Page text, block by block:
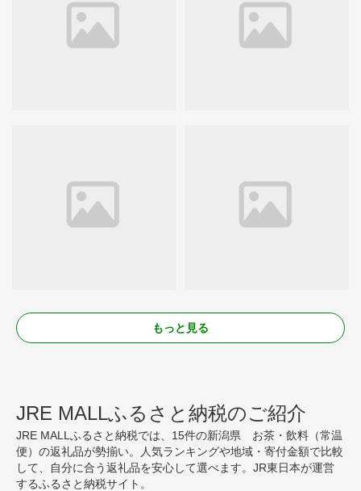
もっと見る
JRE MALLふるさと納税のご紹介
JRE MALLふるさと納税では、15件の新潟県 お茶・飲料（常温
便）の返礼品が勢揃い。人気ランキングや地域・寄付金額で比較
して、自分に合う返礼品を安心して選べます。JR東日本が運営
するふるさと納税サイト。